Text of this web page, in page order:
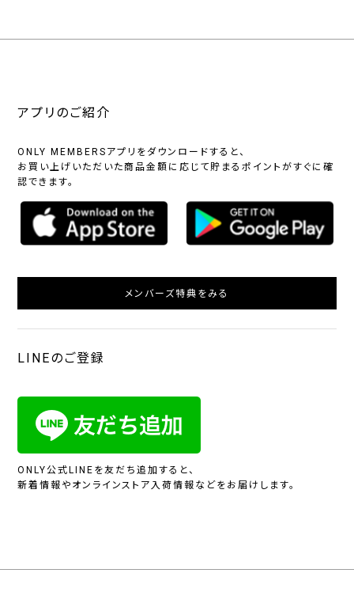
アプリのご紹介
ONLY MEMBERSアプリをダウンロードすると、
お買い上げいただいた商品金額に応じて貯まるポイントがすぐに確
認できます。
メンバーズ特典をみる
LINEのご登録
ONLY公式LINEを友だち追加すると、
新着情報やオンラインストア入荷情報などをお届けします。